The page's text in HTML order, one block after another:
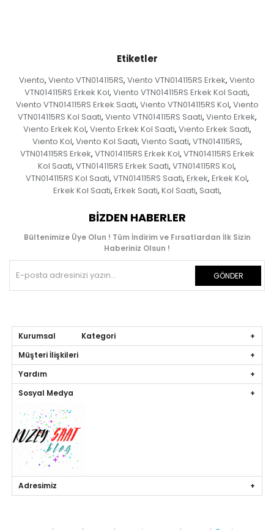
Etiketler
Vıento, Vıento VTN014115RS, Vıento VTN014115RS Erkek, Vıento
VTN014115RS Erkek Kol, Vıento VTN014115RS Erkek Kol Saati,
Vıento VTN014115RS Erkek Saati, Vıento VTN014115RS Kol, Vıento
VTN014115RS Kol Saati, Vıento VTN014115RS Saati, Vıento Erkek,
Vıento Erkek Kol, Vıento Erkek Kol Saati, Vıento Erkek Saati,
Vıento Kol, Vıento Kol Saati, Vıento Saati, VTN014115RS,
VTN014115RS Erkek, VTN014115RS Erkek Kol, VTN014115RS Erkek
Kol Saati, VTN014115RS Erkek Saati, VTN014115RS Kol,
VTN014115RS Kol Saati, VTN014115RS Saati, Erkek, Erkek Kol,
Erkek Kol Saati, Erkek Saati, Kol Saati, Saati,
BIZDEN HABERLER
Bültenimize Üye Olun ! Tüm İndirim ve Fırsatlardan İlk Sizin
Haberiniz Olsun !
GÖNDER
Kurumsal Kategori
Müşteri İlişkileri
Yardım
Sosyal Medya
Adresimiz